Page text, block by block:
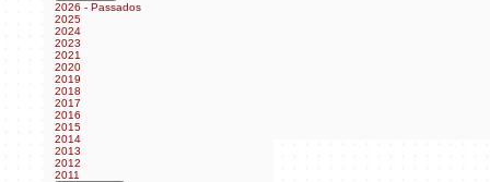
2026 - Passados
2025
2024
2023
2021
2020
2019
2018
2017
2016
2015
2014
2013
2012
2011